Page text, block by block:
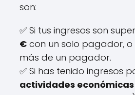
son:
✅ Si tus ingresos son
€ con un solo pagador, o
más de un pagador.
✅ Si has tenido ingresos
actividades económicas